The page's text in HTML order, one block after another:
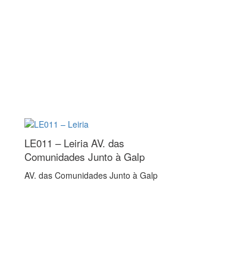
LE011 – Leiria AV. das
Comunidades Junto à Galp
AV. das Comunidades Junto à Galp